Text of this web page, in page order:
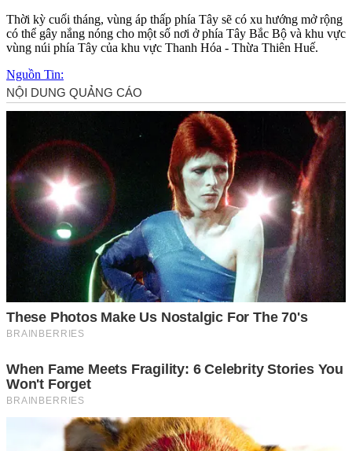
Thời kỳ cuối tháng, vùng áp thấp phía Tây sẽ có xu hướng mở rộng
có thể gây nắng nóng cho một số nơi ở phía Tây Bắc Bộ và khu vực
vùng núi phía Tây của khu vực Thanh Hóa - Thừa Thiên Huế.
Nguồn Tin: